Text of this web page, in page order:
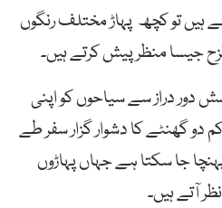
ہیں تو کچھ پہاڑ مختلف رنگوں
جیسا منظر پیش کرتے ہیں۔
دراز سے سیاحوں کو اپنی
دو گھنٹے کا دشوار گزار سفر طے
جا سکتا ہے جہاں پہاڑوں
آتے ہیں۔